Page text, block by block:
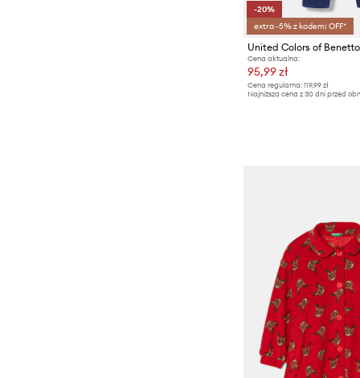
-20%
extra -5% z kodem: OFF*
Cena aktualna:
95,99 zł
Cena regularna: 119,99 zł
Najniższa cena z 30 dni przed